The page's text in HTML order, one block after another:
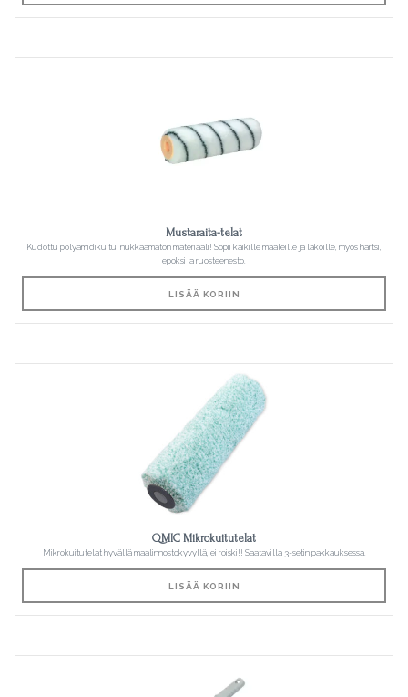
Mustaraita-telat
Kudottu polyamidikuitu, nukkaamaton materiaali! Sopii kaikille maaleille ja lakoille, myös hartsi,
epoksi ja ruosteenesto.
LISÄÄ KORIIN
QMIC Mikrokuitutelat
Mikrokuitutelat hyvällä maalinnostokyvyllä, ei roiski!! Saatavilla 3-setin pakkauksessa.
LISÄÄ KORIIN